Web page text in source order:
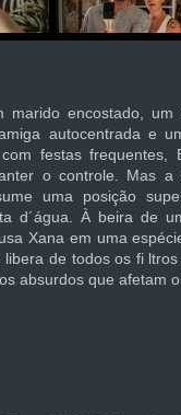
marido encostado,
autocentrada e
festas frequentes,
o controle. Mas
uma posição
d´água. À beira de
Xana em uma
libera de todos os fi
absurdos que afetam